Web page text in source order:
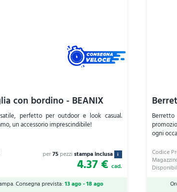
con bordino - BEANIX
perfetto per outdoor e look casual.
un accessorio imprescindibile!
per75pezzi stampa inclusa i
4.37 € cad.
Consegna prevista:13 ago - 18 ago
ogni